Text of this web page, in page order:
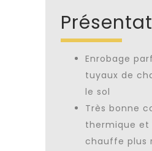
Enrobage
tuyaux de
le sol
Très bonne
thermique et
chauffe plus